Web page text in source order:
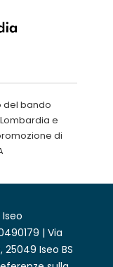
del bando
e
di
| Via
Iseo BS